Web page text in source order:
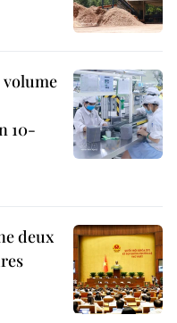
volume
10-
deux